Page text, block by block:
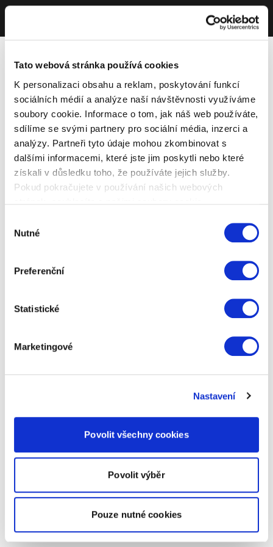
Tato webová stránka používá cookies
K personalizaci obsahu a reklam, poskytování funkcí
sociálních médií a analýze naší návštěvnosti využíváme
soubory cookie. Informace o tom, jak náš web používáte,
sdílíme se svými partnery pro sociální média, inzerci a
analýzy. Partneři tyto údaje mohou zkombinovat s
dalšími informacemi, které jste jim poskytli nebo které
získali v důsledku toho, že používáte jejich služby.
Pokud pokračujete v používání našich webových
souhlasu
Nutné
Preferenční
Statistické
Marketingové
Nastavení
Povolit všechny cookies
Povolit výběr
Pouze nutné cookies